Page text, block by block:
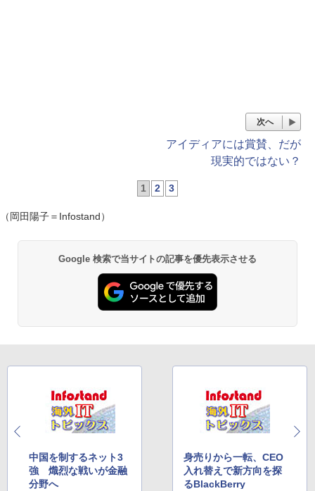
次へ
アイディアには賞賛、だが
現実的ではない？
1 2 3
（岡田陽子＝Infostand）
Google 検索で当サイトの記事を優先表示させる
中国を制するネット3
強 熾烈な戦いが金融
分野へ
身売りから一転、CEO
入れ替えで新方向を探
るBlackBerry